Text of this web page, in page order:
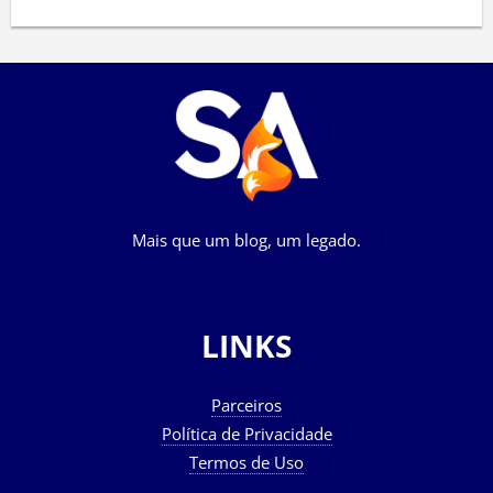
Mais que um blog, um legado.
LINKS
Parceiros
Política de Privacidade
Termos de Uso